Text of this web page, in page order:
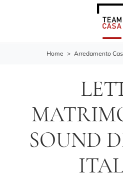
Home > Arredamento
SOUND